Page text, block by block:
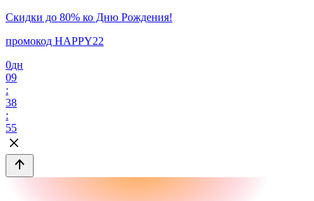
Скидки до 80% ко Дню Рождения!
промокод HAPPY22
0дн
09
:
38
:
55